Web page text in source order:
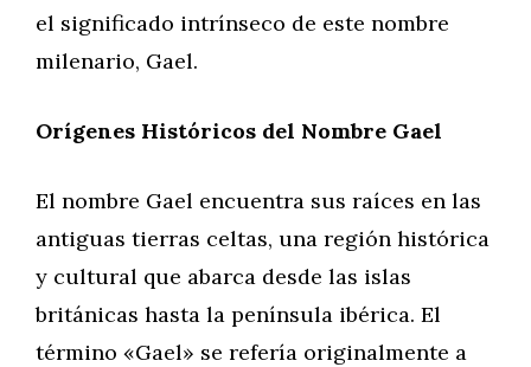
el significado intrínseco de este nombre
milenario, Gael.
Orígenes Históricos del Nombre Gael
El nombre Gael encuentra sus raíces en las
antiguas tierras celtas, una región histórica
y cultural que abarca desde las islas
británicas hasta la península ibérica. El
término «Gael» se refería originalmente a